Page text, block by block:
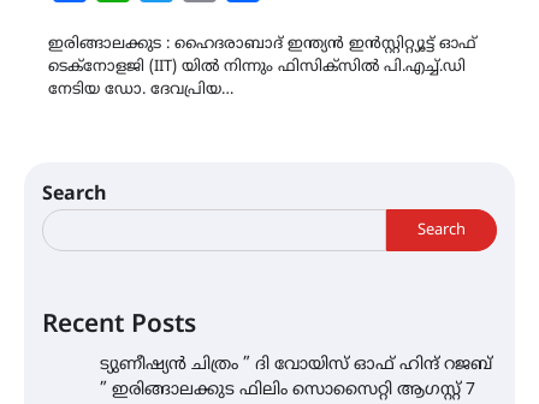
ഇരിങ്ങാലക്കുട : ഹൈദരാബാദ് ഇന്ത്യന്‍ ഇന്‍സ്റ്റിറ്റ്യൂട്ട് ഓഫ്
ടെക്നോളജി (IIT) യില്‍ നിന്നും ഫിസിക്സില്‍ പി.എച്ച്.ഡി
നേടിയ ഡോ. ദേവപ്രിയ…
Search
Search
Recent Posts
ട്യുണീഷ്യൻ ചിത്രം ” ദി വോയിസ് ഓഫ് ഹിന്ദ് റജബ്
” ഇരിങ്ങാലക്കുട ഫിലിം സൊസൈറ്റി ആഗസ്റ്റ് 7